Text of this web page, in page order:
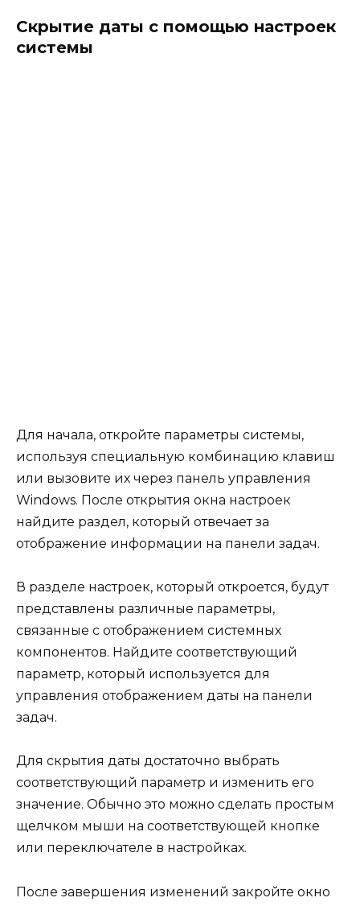
Скрытие даты с помощью настроек
системы
Для начала, откройте параметры системы,
используя специальную комбинацию клавиш
или вызовите их через панель управления
Windows. После открытия окна настроек
найдите раздел, который отвечает за
отображение информации на панели задач.
В разделе настроек, который откроется, будут
представлены различные параметры,
связанные с отображением системных
компонентов. Найдите соответствующий
параметр, который используется для
управления отображением даты на панели
задач.
Для скрытия даты достаточно выбрать
соответствующий параметр и изменить его
значение. Обычно это можно сделать простым
щелчком мыши на соответствующей кнопке
или переключателе в настройках.
После завершения изменений закройте окно